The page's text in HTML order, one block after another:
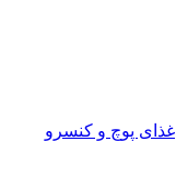
غذای پوچ و کنسرو